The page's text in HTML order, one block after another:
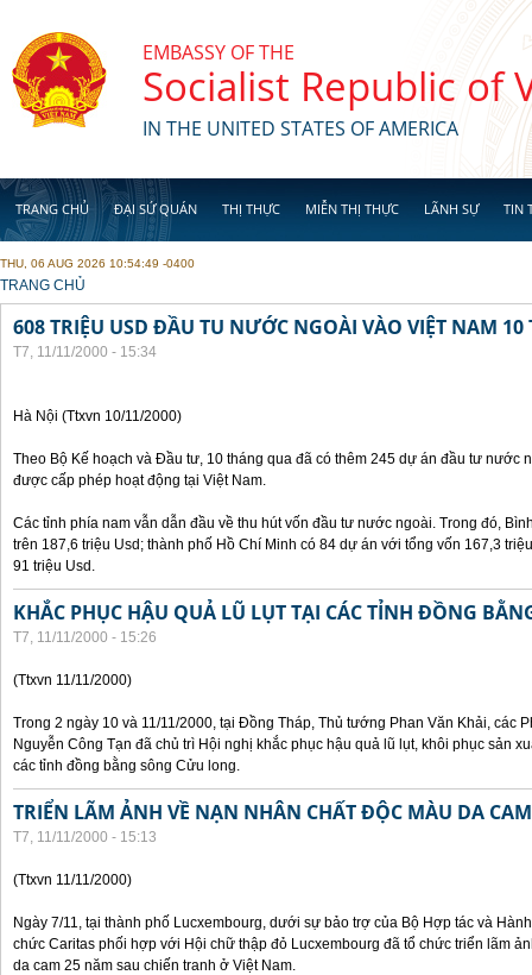
EMBASSY OF THE
Socialist Republic of
IN THE UNITED STATES OF AMERICA
TRANG CHỦ ĐẠI SỨ QUÁN THỊ THỰC MIỄN THỊ THỰC LÃNH SỰ TIN
THU, 06 AUG 2026 10:54:49 -0400
YOU ARE HERE
TRANG CHỦ
608 TRIỆU USD ĐẦU TU NƯỚC NGOÀI VÀO VIỆT NAM 10
T7, 11/11/2000 - 15:34
Hà Nội (Ttxvn 10/11/2000)
Theo Bộ Kế hoạch và Đầu tư, 10 tháng qua đã có thêm 245 dự án đầu tư nước
được cấp phép hoạt động tại Việt Nam.
Các tỉnh phía nam vẫn dẫn đầu về thu hút vốn đầu tư nước ngoài. Trong đó,
trên 187,6 triệu Usd; thành phố Hồ Chí Minh có 84 dự án với tổng vốn 167,3
91 triệu Usd.
KHẮC PHỤC HẬU QUẢ LŨ LỤT TẠI CÁC TỈNH ĐỒNG
T7, 11/11/2000 - 15:26
(Ttxvn 11/11/2000)
Trong 2 ngày 10 và 11/11/2000, tại Đồng Tháp, Thủ tướng Phan Văn Khải, các
Nguyễn Công Tạn đã chủ trì Hội nghị khắc phục hậu quả lũ lụt, khôi phục sản
các tỉnh đồng bằng sông Cửu long.
TRIỂN LÃM ẢNH VỀ NẠN NHÂN CHẤT ĐỘC MÀU DA CAM
T7, 11/11/2000 - 15:13
(Ttxvn 11/11/2000)
Ngày 7/11, tại thành phố Lucxembourg, dưới sự bảo trợ của Bộ Hợp tác và
chức Caritas phối hợp với Hội chữ thập đỏ Lucxembourg đã tổ chức triển lãm
da cam 25 năm sau chiến tranh ở Việt Nam.